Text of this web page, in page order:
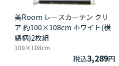
美Room レースカーテン クリ
ア 約100×108cm ホワイト(横
縞柄)2枚組
100×108cm
税込3,289円